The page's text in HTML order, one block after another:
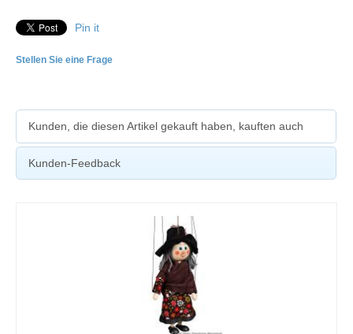
Pin it
Stellen Sie eine Frage
Kunden, die diesen Artikel gekauft haben, kauften auch
Kunden-Feedback